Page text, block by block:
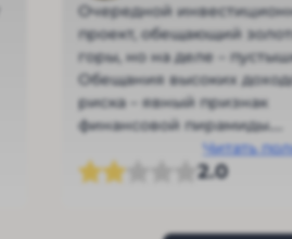
Очередной
проект, обещающий
горы, но на деле –
Обещания высоких
риска – явный признак
финансовой пирамиды.
Отсутствие прозрачности
управлении средствами и
Читать
2.0